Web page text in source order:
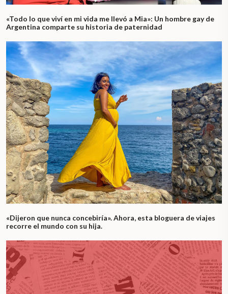
«Todo lo que viví en mi vida me llevó a Mia»: Un hombre gay de
Argentina comparte su historia de paternidad
«Dijeron que nunca concebiría». Ahora, esta bloguera de viajes
recorre el mundo con su hija.